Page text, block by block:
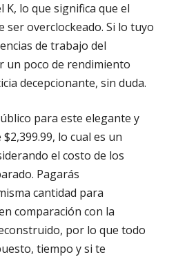
K, lo que significa que el
ser overclockeado. Si lo tuyo
de trabajo del
un poco de rendimiento
decepcionante, sin duda.
para este elegante y
lo cual es un
el costo de los
Pagarás
cantidad para
comparación con la
por lo que todo
tiempo y si te